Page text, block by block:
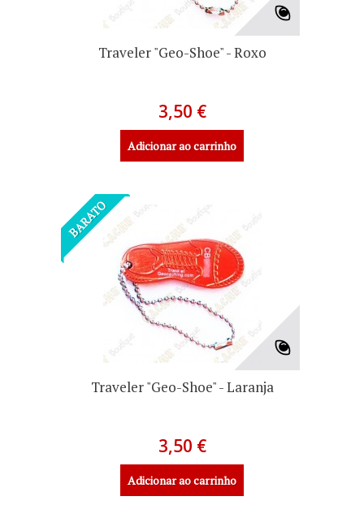
Traveler "Geo-Shoe" - Roxo
3,50 €
Adicionar ao carrinho
BARATO
Traveler "Geo-Shoe" - Laranja
3,50 €
Adicionar ao carrinho